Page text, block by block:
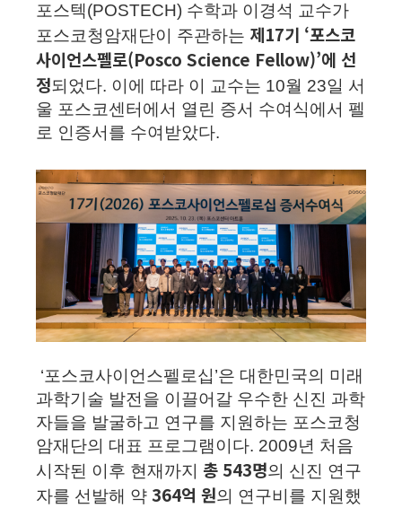
포스텍(POSTECH) 수학과 이경석 교수가
포스코청암재단이 주관하는 제17기 ‘포스코
사이언스펠로(Posco Science Fellow)’에 선
정되었다. 이에 따라 이 교수는 10월 23일 서
울 포스코센터에서 열린 증서 수여식에서 펠
로 인증서를 수여받았다.
‘포스코사이언스펠로십’은 대한민국의 미래
과학기술 발전을 이끌어갈 우수한 신진 과학
자들을 발굴하고 연구를 지원하는 포스코청
암재단의 대표 프로그램이다. 2009년 처음
시작된 이후 현재까지 총 543명의 신진 연구
자를 선발해 약 364억 원의 연구비를 지원했